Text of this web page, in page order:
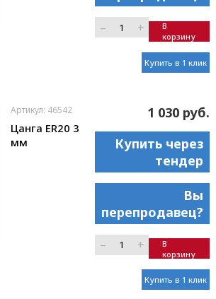
– +
В
корзину
Купить в 1 клик
Артикул: 46542
Цанга ER20 3
мм
1 030 руб.
Купить через
тендер
Вы
перепродавец?
– +
В
корзину
Купить в 1 клик